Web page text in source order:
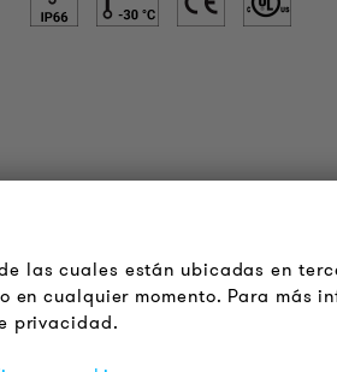
las cuales están ubicadas en
cualquier momento. Para más
privacidad.